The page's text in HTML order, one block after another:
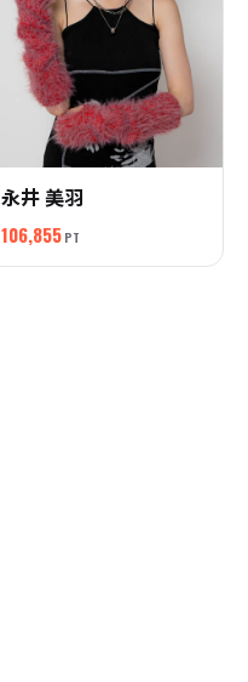
永井 美羽
106,855 PT